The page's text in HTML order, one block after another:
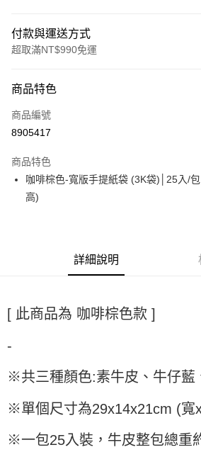
付款與運送方式
超取滿NT$990免運
信用卡一次付款
超商取貨付款
Apple Pay
街口支付
【關於「AFTEE先享後付」】
３．安心：先確認商品／服務後，再付款。
【「AFTEE先享後付」結帳流程】
１．於結帳方式選擇「AFTEE先享後付」後，將
２．訂單成立數日內，您將收到繳費通知簡訊。
全家取貨付款-重量限制含紙箱10kg，請控
每筆NT$90，滿NT$990(含以上)免運費
付款後全家取貨-重量限制含紙箱10kg，請
商品特色
商品編號
8905417
商品特色
咖啡棕色-寬版手提紙袋 (3K袋)│25入/
高)
詳細說明
[ 此商品為 咖啡棕色款 ]
-
※共三種顏色:素牛皮、牛仔藍
※單個尺寸為29x14x21cm (寬
※一包25入裝，牛皮整包總重